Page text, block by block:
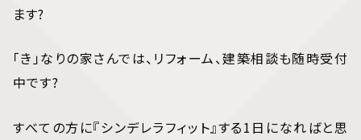
ます?
「き」なりの家さんでは、リフォーム、建築相談も随時受付
中です?️
すべての方に『シンデレラフィット』する1日になればと思